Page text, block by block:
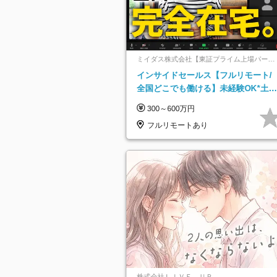
ミイダス株式会社【東証プライム上場パーソ
インサイドセールス【フルリモート/
全国どこでも働ける】未経験OK*土日
300～600万円
フルリモートあり